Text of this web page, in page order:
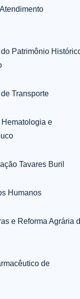
Patrimônio
Transporte
e
Tavares Buril
Humanos
e Reforma Agrária
de